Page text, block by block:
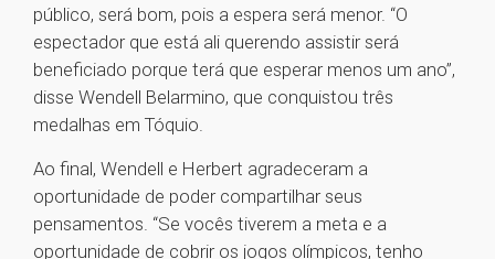
público, será bom, pois a espera será menor. “O
espectador que está ali querendo assistir será
beneficiado porque terá que esperar menos um ano”,
disse Wendell Belarmino, que conquistou três
medalhas em Tóquio.
Ao final, Wendell e Herbert agradeceram a
oportunidade de poder compartilhar seus
pensamentos. “Se vocês tiverem a meta e a
oportunidade de cobrir os jogos olímpicos, tenho